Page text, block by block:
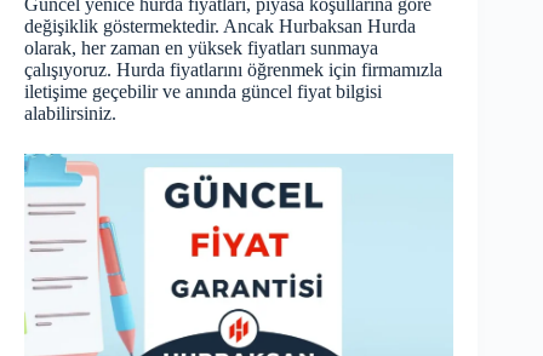
değişiklik göstermektedir. Ancak Hurbaksan Hurda
olarak, her zaman en yüksek fiyatları sunmaya
çalışıyoruz. Hurda fiyatlarını öğrenmek için firmamızla
iletişime geçebilir ve anında güncel fiyat bilgisi
alabilirsiniz.